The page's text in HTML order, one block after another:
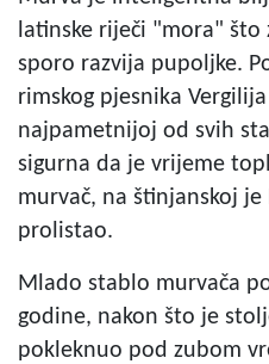
latinske riječi "mora" što
sporo razvija pupoljke.
rimskog pjesnika
najpametnijoj od svih
sigurna da je vrijeme
murvač, na štinjanskoj
prolistao.
Mlado stablo murvača
godine, nakon što je
pokleknuo pod zubom